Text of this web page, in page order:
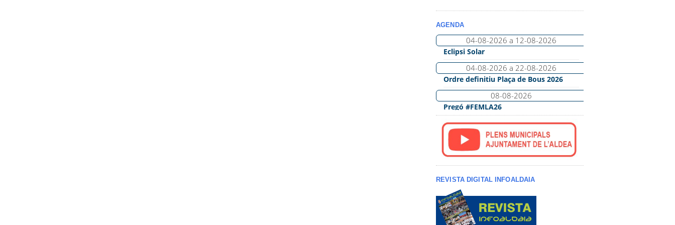
AGENDA
REVISTA DIGITAL INFOALDAIA